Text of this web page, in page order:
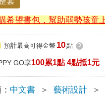
希望書包，幫助弱勢孩童
預計最高可得金幣 10點 ?
GO享100累1點 4點抵1元
中文書 ＞ 藝術設計 ＞